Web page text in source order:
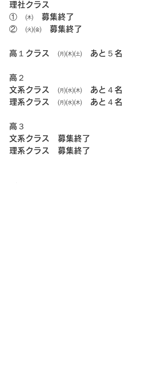
理社クラス
①　㈭　募集終了
②　㈫㈮　募集終了
高１クラス　㈪㈭㈯　あと５名
高２
文系クラス　㈪㈬㈭　あと４名
理系クラス　㈪㈬㈭　あと４名
高３
文系クラス　募集終了
理系クラス　募集終了